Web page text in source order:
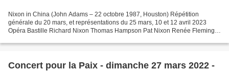
Nixon in China (John Adams – 22 octobre 1987, Houston) Répétition
générale du 20 mars, et représentations du 25 mars, 10 et 12 avril 2023
Opéra Bastille Richard Nixon Thomas Hampson Pat Nixon Renée Fleming
Concert pour la Paix - dimanche 27 mars 2022 -